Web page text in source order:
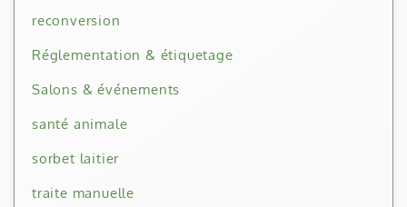
reconversion
Réglementation & étiquetage
Salons & événements
santé animale
sorbet laitier
traite manuelle